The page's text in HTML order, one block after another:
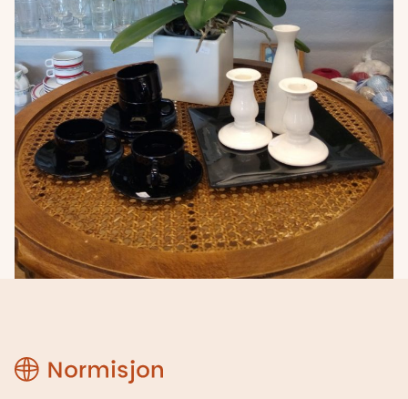
Region
Rogaland